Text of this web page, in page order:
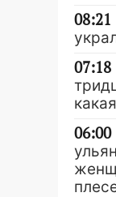
08:21
07:18
06:00